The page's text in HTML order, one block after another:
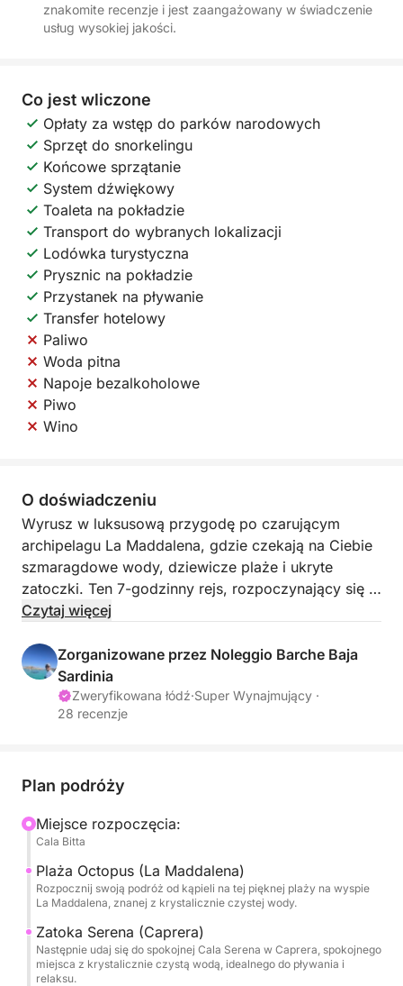
znakomite recenzje i jest zaangażowany w świadczenie
usług wysokiej jakości.
Co jest wliczone
Opłaty za wstęp do parków narodowych
Sprzęt do snorkelingu
Końcowe sprzątanie
System dźwiękowy
Toaleta na pokładzie
Transport do wybranych lokalizacji
Lodówka turystyczna
Prysznic na pokładzie
Przystanek na pływanie
Transfer hotelowy
Paliwo
Woda pitna
Napoje bezalkoholowe
Piwo
Wino
O doświadczeniu
Wyrusz w luksusową przygodę po czarującym
archipelagu La Maddalena, gdzie czekają na Ciebie
szmaragdowe wody, dziewicze plaże i ukryte
zatoczki. Ten 7-godzinny rejs, rozpoczynający się w
Cala Bitta (Baja Sardinia), to gwarancja dnia pełnego
kąpieli i śródziemnomorskiej błogości. Idealny dla
miłośników natury i słońca, ten rejs zabierze Cię w
pobliże najwspanialszych klejnotów Sardynii.
Dzięki połączeniu eksploracji, pływania i relaksu, ten
duszę.
Podczas tej wycieczki odwiedzisz najpiękniejsze
wyspy archipelagu La Maddalena:
Maddalena
Caprera
Budelli, Santa Maria, Razzoli
Spargi
Czytaj więcej
Zorganizowane przez Noleggio Barche Baja
Sardinia
Zweryfikowana łódź·Super Wynajmujący ·
28 recenzje
Plan podróży
Miejsce rozpoczęcia:
Cala Bitta
Plaża Octopus (La Maddalena)
Rozpocznij swoją podróż od kąpieli na tej pięknej plaży na wyspie
La Maddalena, znanej z krystalicznie czystej wody.
Zatoka Serena (Caprera)
Następnie udaj się do spokojnej Cala Serena w Caprera, spokojnego
miejsca z krystalicznie czystą wodą, idealnego do pływania i
relaksu.